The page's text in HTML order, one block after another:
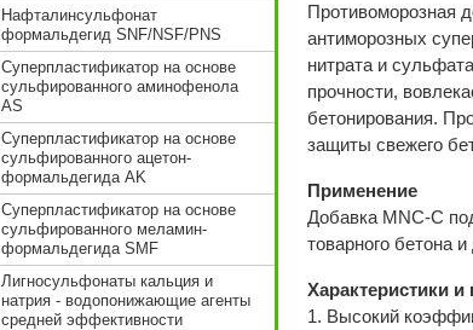
Противоморозная
антиморозных
нитрата и
прочности,
бетонирования.
защиты свежего
Применение
Добавка MNC-C
товарного бетона
Характеристики
1. Высокий
Нафталинсульфонат
формальдегид SNF/NSF/PNS
Суперпластификатор на основе
сульфированного аминофенола
AS
Суперпластификатор на основе
сульфированного ацетон-
формальдегида AK
Суперпластификатор на основе
сульфированного меламин-
формальдегида SMF
Лигносульфонаты кальция и
натрия - водопонижающие агенты
средней эффективности